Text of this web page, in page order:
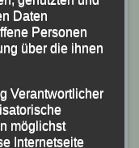
Daten
Personen
über die ihnen
Verantwortlicher
möglichst
Internetseite